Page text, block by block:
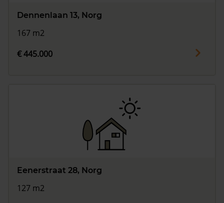
Dennenlaan 13, Norg
167 m2
€ 445.000
Eenerstraat 28, Norg
127 m2